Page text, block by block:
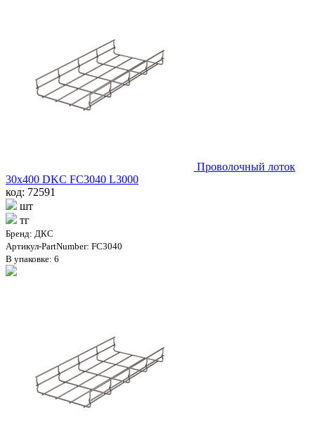
Проволочный лоток
30х400 DKC FC3040 L3000
код: 72591
шт
тг
Бренд: ДКС
Артикул-PartNumber: FC3040
В упаковке: 6